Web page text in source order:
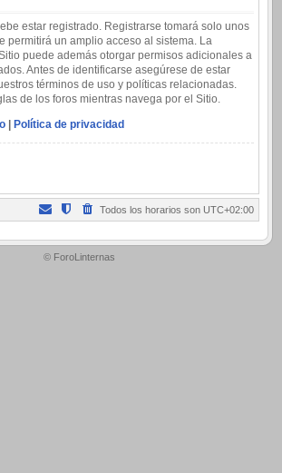
estar registrado. Registrarse tomará solo unos
permitirá un amplio acceso al sistema. La
puede además otorgar permisos adicionales a
Antes de identificarse asegúrese de estar
términos de uso y políticas relacionadas.
de los foros mientras navega por el Sitio.
| Política de privacidad
Todos los horarios son UTC+02:00
© ForoLinternas